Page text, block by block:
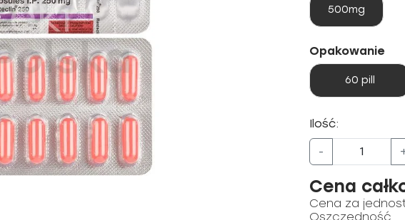
500mg
Opakowanie
60 pill
Ilość:
-
Cena
Cena za
Oszczędność